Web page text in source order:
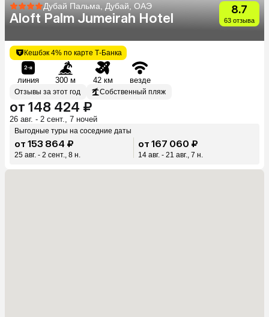
Дубай Пальма, Дубай, ОАЭ
Aloft Palm Jumeirah Hotel
8.7
63 отзыва
Кешбэк 4% по карте Т-Банка
линия 300 м 42 км везде
Отзывы за этот год Собственный пляж
от 148 424 ₽
26 авг. - 2 сент., 7 ночей
Выгодные туры на соседние даты
от 153 864 ₽
25 авг. - 2 сент., 8 н.
от 167 060 ₽
14 авг. - 21 авг., 7 н.